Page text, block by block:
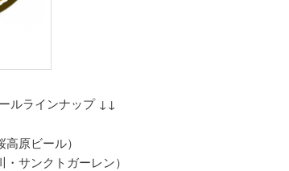
ルラインナップ ↓↓
原ビール）
サンクトガーレン）